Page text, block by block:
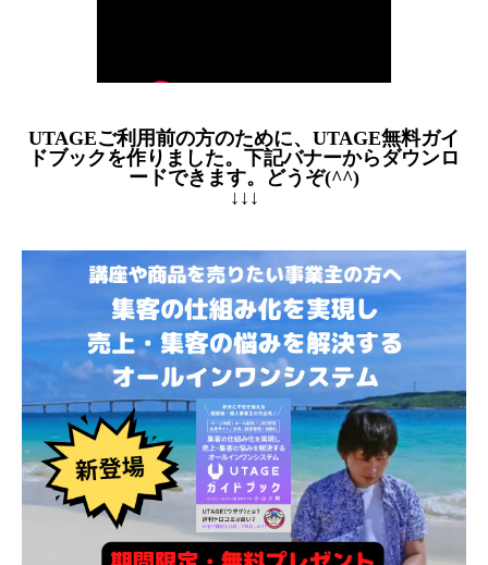
UTAGEご利用前の方のために、UTAGE無料ガイ
ドブックを作りました。下記バナーからダウンロ
ードできます。どうぞ(^^)
↓↓↓